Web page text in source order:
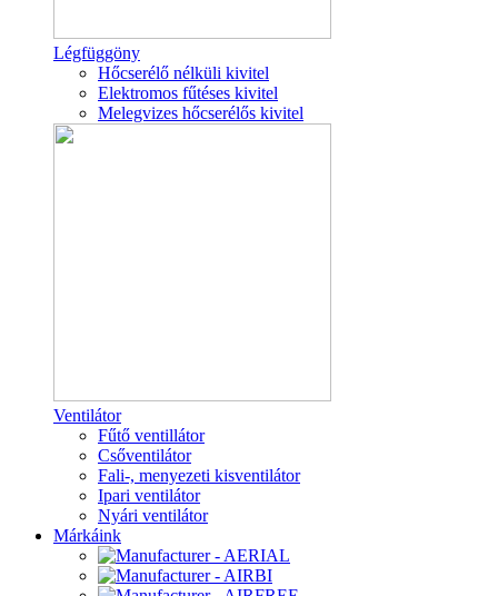
Légfüggöny
Hőcserélő nélküli kivitel
Elektromos fűtéses kivitel
Melegvizes hőcserélős kivitel
Ventilátor
Fűtő ventillátor
Csőventilátor
Fali-, menyezeti kisventilátor
Ipari ventilátor
Nyári ventilátor
Márkáink